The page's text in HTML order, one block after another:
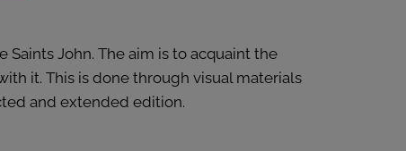
John. The aim is to acquaint the
it. This is done through visual materials
and extended edition.